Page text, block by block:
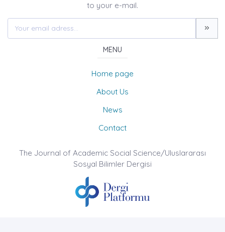
to your e-mail.
MENU
Home page
About Us
News
Contact
The Journal of Academic Social Science/Uluslararası
Sosyal Bilimler Dergisi